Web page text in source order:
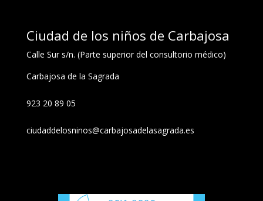
Ciudad de los niños de Carbajosa
Calle Sur s/n. (Parte superior del consultorio médico)
Carbajosa de la Sagrada
923 20 89 05
ciudaddelosninos@carbajosadelasagrada.es